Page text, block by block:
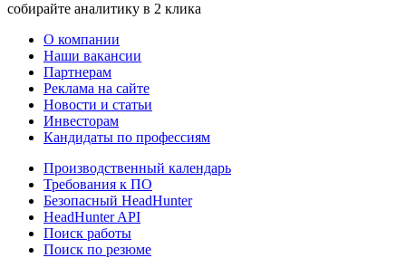
собирайте аналитику в 2 клика
О компании
Наши вакансии
Партнерам
Реклама на сайте
Новости и статьи
Инвесторам
Кандидаты по профессиям
Производственный календарь
Требования к ПО
Безопасный HeadHunter
HeadHunter API
Поиск работы
Поиск по резюме